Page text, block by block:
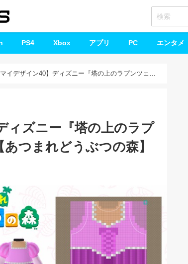
PS4 Xbox アプリ PC エンタメ
ィズニー『塔の上のラプ
つまれどうぶつの森】